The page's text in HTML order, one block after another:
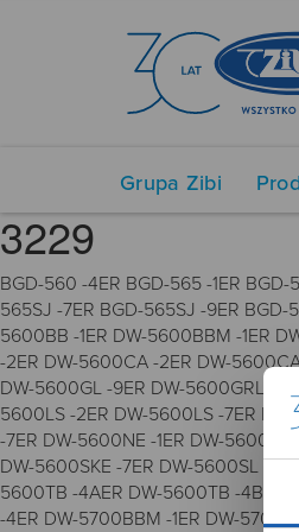
Grupa Zibi
3229
BGD-560 -4ER BGD-565 -1ER
565SJ -7ER BGD-565SJ -9ER BGD-
5600BB -1ER DW-5600BBM -1ER
-2ER DW-5600CA -2ER DW-
DW-5600GL -9ER DW-5600GRLZ2
5600LS -2ER DW-5600LS -7ER
-7ER DW-5600NE -1ER DW-
DW-5600SKE -7ER DW-5600SL -
5600TB -4AER DW-5600TB -4BER
-4ER DW-5700BBM -1ER DW-